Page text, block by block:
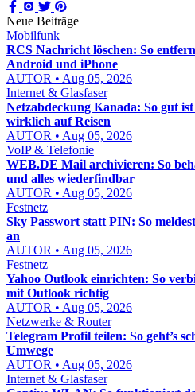
Neue Beiträge
Mobilfunk
RCS Nachricht löschen: So
Android und iPhone
AUTOR • Aug 05, 2026
Internet & Glasfaser
Netzabdeckung Kanada: So gut
wirklich auf Reisen
AUTOR • Aug 05, 2026
VoIP & Telefonie
WEB.DE Mail archivieren: So
und alles wiederfindbar
AUTOR • Aug 05, 2026
Festnetz
Sky Passwort statt PIN: So
an
AUTOR • Aug 05, 2026
Festnetz
Yahoo Outlook einrichten: So
mit Outlook richtig
AUTOR • Aug 05, 2026
Netzwerke & Router
Telegram Profil teilen: So geht’s
Umwege
AUTOR • Aug 05, 2026
Internet & Glasfaser